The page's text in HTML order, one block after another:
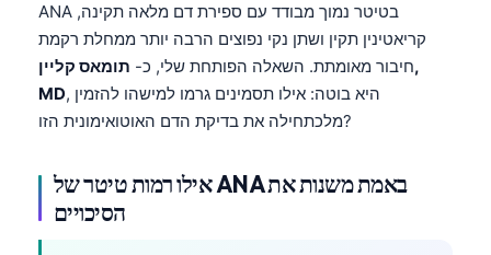
ANA בטיטר נמוך מבודד עם ספירת דם מלאה תקינה,
קריאטינין תקין ושתן נקי נפוצים הרבה יותר ממחלת רקמת
חיבור מאומתת. השאלה הפותחת שלי, כ- תומאס קליין,
MD, היא בוטה: אילו תסמינים גרמו למישהו להזמין
מלכתחילה את בדיקת הדם האוטואימונית הזו?
אילו רמות טיטר של ANA באמת משנות את
הסיכויים